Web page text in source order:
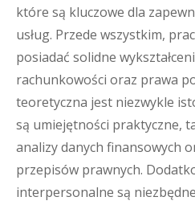
które są kluczowe dla
usług. Przede wszystkim,
posiadać solidne
rachunkowości oraz prawa
teoretyczna jest niezwykle
są umiejętności praktyczne,
analizy danych finansowych
przepisów prawnych.
interpersonalne są